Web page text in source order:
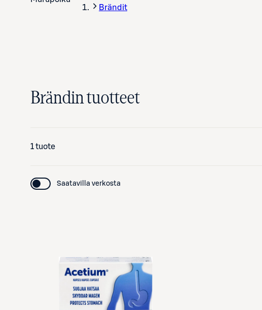
Brändit
Brändin tuotteet
1 tuote
Saatavilla verkosta